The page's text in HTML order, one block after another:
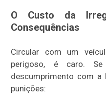
O Custo da
Consequências
Circular com um
perigoso, é caro.
descumprimento com a
punições: